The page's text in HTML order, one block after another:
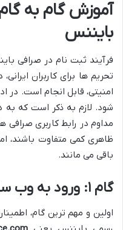
آموزش گام به
بایننس
فرآیند ثبت نام در صرافی
تحریم ها برای کاربران
امنیتی، قابل انجام است. در
شود. لازم به ذکر است که به
مداوم در رابط کاربری
ظاهری کمی متفاوت باشند،
باقی می مانند.
گام ۱: ورود به وب سایت رسمی بایننس
اولین و مهم ترین گام،